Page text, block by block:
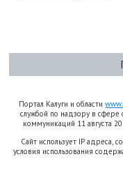
Портал Калуги и области
службой по надзору в
коммуникаций 11 августа
Сайт использует IP адреса,
условия использования